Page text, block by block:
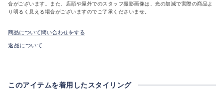
合がございます。また、店頭や屋外でのスタッフ撮影画像は、光の加減で実際の商品よ
り明るく見える場合がございますのでご了承くださいませ。
商品について問い合わせをする
返品について
このアイテムを着用したスタイリング